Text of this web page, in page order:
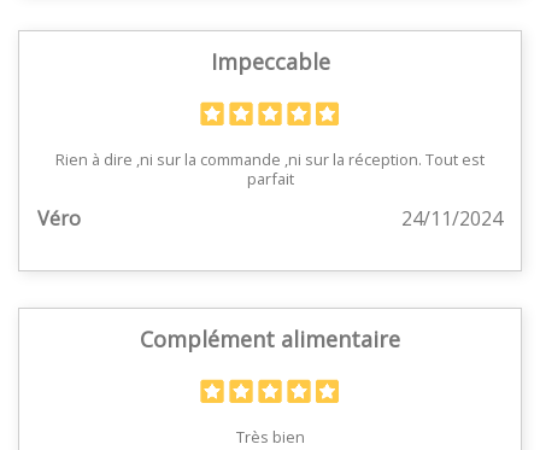
Impeccable
Rien à dire ,ni sur la commande ,ni sur la réception. Tout est
parfait
Véro 24/11/2024
Complément alimentaire
Très bien